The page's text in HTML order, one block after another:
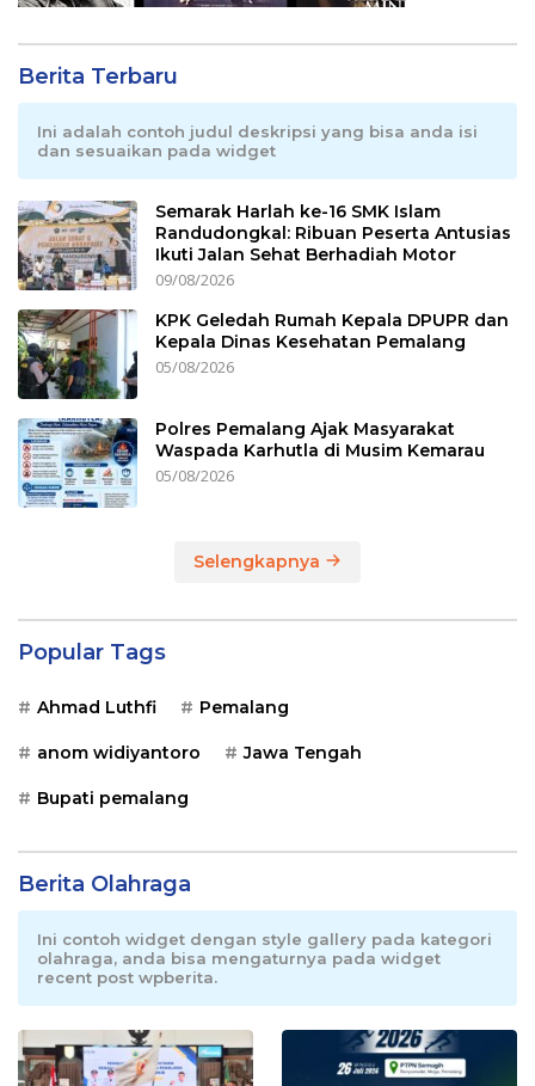
Berita Terbaru
Ini adalah contoh judul deskripsi yang bisa anda isi
dan sesuaikan pada widget
Semarak Harlah ke-16 SMK Islam
Randudongkal: Ribuan Peserta Antusias
Ikuti Jalan Sehat Berhadiah Motor
09/08/2026
KPK Geledah Rumah Kepala DPUPR dan
Kepala Dinas Kesehatan Pemalang
05/08/2026
Polres Pemalang Ajak Masyarakat
Waspada Karhutla di Musim Kemarau
05/08/2026
Selengkapnya
Popular Tags
Ahmad Luthfi Pemalang
anom widiyantoro Jawa Tengah
Bupati pemalang
Berita Olahraga
Ini contoh widget dengan style gallery pada kategori
olahraga, anda bisa mengaturnya pada widget
recent post wpberita.